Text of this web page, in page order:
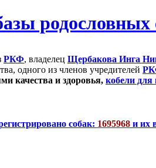
РКФ, владелец Щербакова Инга
одного из членов учредителей
качества и здоровья, кобели для
собак: 1695968и их